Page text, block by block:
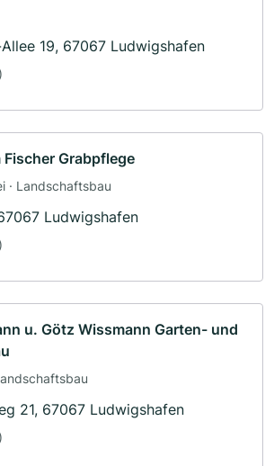
19, 67067 Ludwigshafen
Grabpflege
· Landschaftsbau
Ludwigshafen
u. Götz Wissmann Garten- und
21, 67067 Ludwigshafen